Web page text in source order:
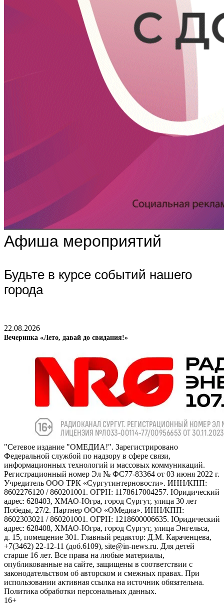
Афиша мероприятий
Будьте в курсе событий нашего
города
22.08.2026
Вечеринка «Лето, давай до свидания!»
"Сетевое издание "ОМЕДИА!". Зарегистрировано
Федеральной службой по надзору в сфере связи,
информационных технологий и массовых коммуникаций.
Регистрационный номер Эл № ФС77-83364 от 03 июня 2022 г.
Учредитель ООО ТРК «Сургутинтерновости». ИНН/КПП:
8602276120 / 860201001. ОГРН: 1178617004257. Юридический
адрес: 628403, ХМАО-Югра, город Сургут, улица 30 лет
Победы, 27/2. Партнер ООО «ОМедиа». ИНН/КПП:
8602303021 / 860201001. ОГРН: 1218600006635. Юридический
адрес: 628408, ХМАО-Югра, город Сургут, улица Энгельса,
д. 15, помещение 301. Главный редактор: Д.М. Караченцева,
+7(3462) 22-12-11 (доб.6109), site@in-news.ru. Для детей
старше 16 лет. Все права на любые материалы,
опубликованные на сайте, защищены в соответствии с
законодательством об авторском и смежных правах. При
использовании активная ссылка на источник обязательна.
Политика обработки персональных данных.
16+